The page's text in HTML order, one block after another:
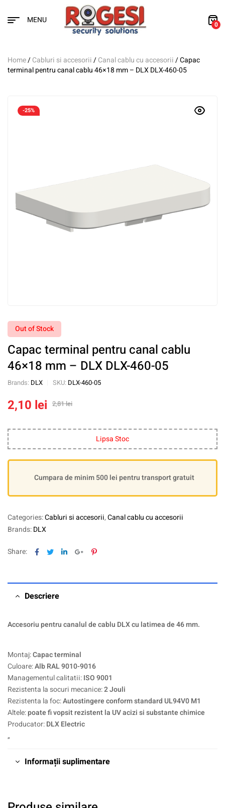
MENU 0
Home/Cabluri si accesorii/Canal cablu cu accesorii/ Capac
terminal pentru canal cablu 46×18 mm – DLX DLX-460-05
-25%
Out of Stock
Capac terminal pentru canal cablu
46×18 mm – DLX DLX-460-05
Brands: DLX SKU: DLX-460-05
2,81lei
2,10 lei
Lipsa Stoc
Cumpara de minim 500 lei pentru transport gratuit
Categories:Cabluri si accesorii,Canal cablu cu accesorii
Brands:DLX
Share: Facebook
TwitterLinkedinGoogle+Pinterest
Descriere
Accesoriu pentru canalul de cablu DLX cu latimea de 46 mm.
Montaj:Capac terminal
Culoare:Alb RAL 9010-9016
Managementul calitatii:ISO 9001
Rezistenta la socuri mecanice:2 Jouli
Rezistenta la foc:Autostingere conform standard UL94V0 M1
Altele:poate fi vopsit rezistent la UV acizi si substante chimice
Producator:DLX Electric
„
Informații suplimentare